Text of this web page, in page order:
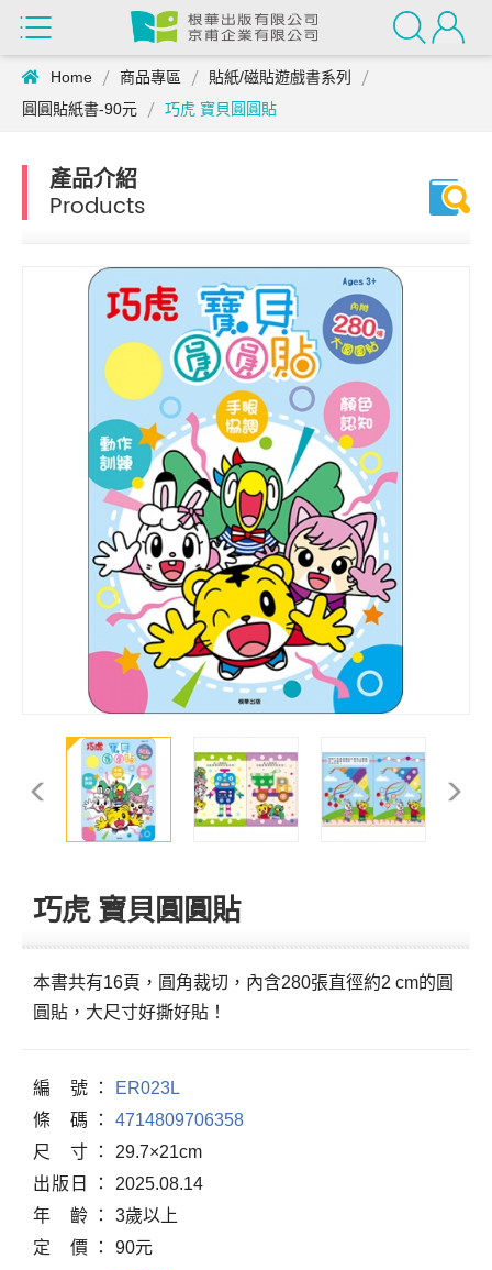
Home 商品專區
貼紙/磁貼遊戲書系列
圓圓貼紙書-90元
巧虎 寶貝圓圓貼
產品介紹
Products
巧虎 寶貝圓圓貼
本書共有16頁，圓角裁切，內含280張直徑約2 cm的圓
圓貼，大尺寸好撕好貼！
編 號
ER023L
條
碼
4714809706358
尺
寸
29.7×21cm
出版 日
2025.08.14
年
齡
3歲以上
定
價 90元